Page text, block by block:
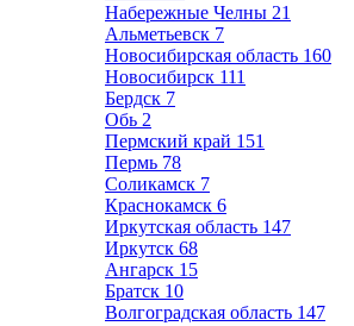
Набережные Челны 21
Альметьевск 7
Новосибирская область 160
Новосибирск 111
Бердск 7
Обь 2
Пермский край 151
Пермь 78
Соликамск 7
Краснокамск 6
Иркутская область 147
Иркутск 68
Ангарск 15
Братск 10
Волгоградская область 147